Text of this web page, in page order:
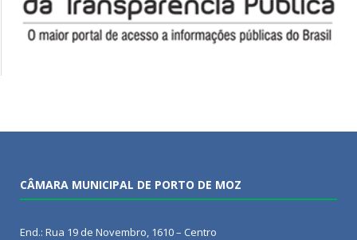
CÂMARA MUNICIPAL DE PORTO DE MOZ
End.: Rua 19 de Novembro, 1610 – Centro